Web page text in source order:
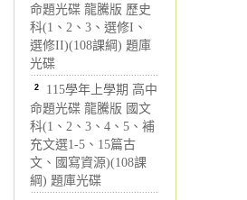
命題光碟 龍騰版 歷史
科(1、2、3、選修I、
選修II)(108課綱) 題庫
光碟
2 115學年上學期 高中
命題光碟 龍騰版 國文
科(1、2、3、4、5、補
充文選1-5、15篇古
文、國寫資源)(108課
綱) 題庫光碟